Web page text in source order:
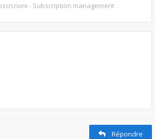
- Subscription management
Répondre